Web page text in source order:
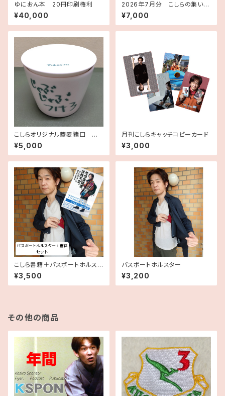
ゆにおん本 20冊印刷権利
¥40,000
2026年7月分 こしらの集いツ
アー 記念手ぬぐいセット
¥7,000
こしらオリジナル蕎麦猪口 チャ
レンジこしら 2021年9月分作
品、こしらサイン入り手ぬぐいセ
ット
¥5,000
月刊こしらキャッチコピーカード
¥3,000
こしら書籍＋パスポートホルスタ
ーセット
¥3,500
パスポートホルスター
¥3,200
その他の商品